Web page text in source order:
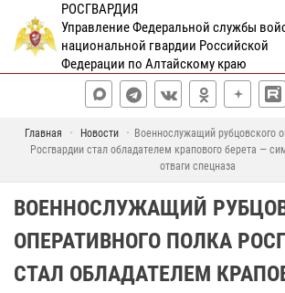
РОСГВАРДИЯ
Управление Федеральной службы
национальной гвардии Российской
Федерации по Алтайскому краю
Главная Новости
Военнослужащий рубцовского
Росгвардии стал обладателем крапового берета —
отваги спецназа
ВОЕННОСЛУЖАЩИЙ
ОПЕРАТИВНОГО ПОЛКА
СТАЛ ОБЛАДАТЕЛЕМ